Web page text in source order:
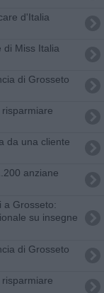
d'Italia
di Miss Italia
di Grosseto
da una cliente
anziane
a Grosseto:
su insegne
di Grosseto